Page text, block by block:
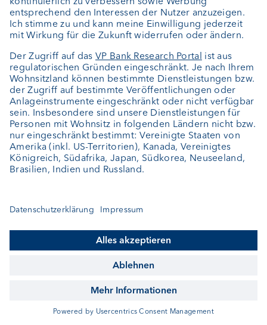
Was ist die VP Bank Connect?
VP Bank Connect ist ein sicheres, kostenloses
und unabhängiges Login-Verfahren für das VP
Bank Kundenportal. Es dient als zusätzliches
Sicherheitselement, neben Benutzername und
Passwort. Die App arbeitet mit einem
asymmetrischen Verschlüsselungsverfahren. Der
Connect-Code wird dazu verwendet, um auf
Ihrem mobilen Gerät einen Connect-Token zu
erstellen. Der Token wird anschliessend
verwendet, um die Login-Anfragen und
ermöglicht die App der VP Bank Ihre digitale
Warum brauche ich die VP Bank Connect App?
Der VP Bank sind sichere Verbindungen im
einen möglichst hohen Standard garantieren
können, bedarf es stets des Einsatzes neuer